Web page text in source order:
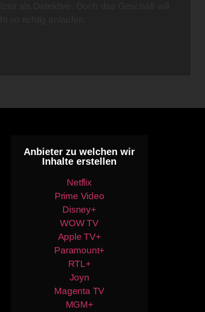
Anbieter zu welchen wir
Inhalte erstellen
Netflix
Prime Video
Disney+
WOW TV
Apple TV+
Paramount+
RTL+
Joyn
Magenta TV
MGM+